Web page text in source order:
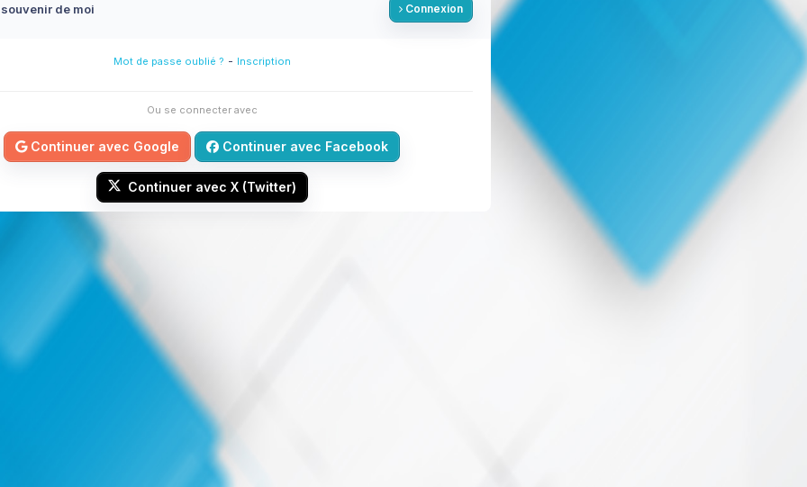
de moi Connexion
Mot de passe oublié ? - Inscription
Ou se connecter avec
Continuer avec Google Continuer avec Facebook
Continuer avec X (Twitter)